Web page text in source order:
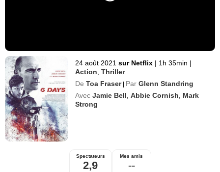
24 août 2021 sur Netflix | 1h 35min |
Action ,Thriller
De Toa Fraser | Par Glenn Standring
Avec Jamie Bell ,Abbie Cornish
Mark
Strong
Spectateurs
2,9
Mes amis
--